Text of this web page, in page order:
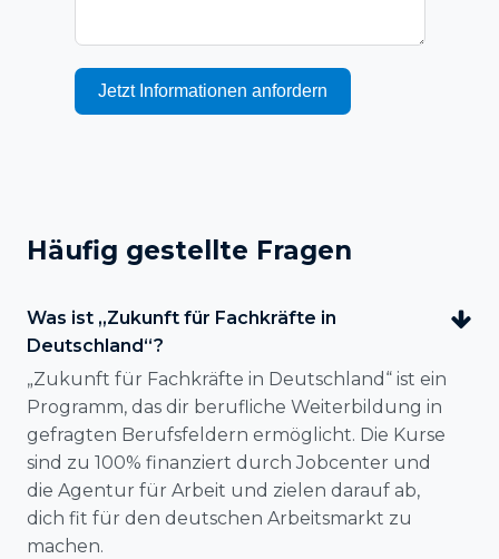
Jetzt Informationen anfordern
Häufig gestellte Fragen
Was ist „Zukunft für Fachkräfte in
Deutschland“?
„Zukunft für Fachkräfte in Deutschland“ ist ein
Programm, das dir berufliche Weiterbildung in
gefragten Berufsfeldern ermöglicht. Die Kurse
sind zu 100% finanziert durch Jobcenter und
die Agentur für Arbeit und zielen darauf ab,
dich fit für den deutschen Arbeitsmarkt zu
machen.